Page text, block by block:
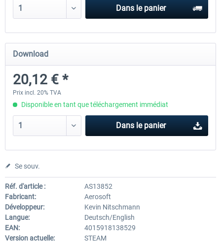
Dans le panier
Download
20,12 € *
Prix incl. 20% TVA
Disponible en tant que téléchargement immédiat
Dans le panier
Se souv.
Réf. d'article :
AS13852
Fabricant:
Aerosoft
Développeur:
Kevin Nitschmann
Langue:
Deutsch/English
EAN:
4015918138529
Version actuelle:
STEAM